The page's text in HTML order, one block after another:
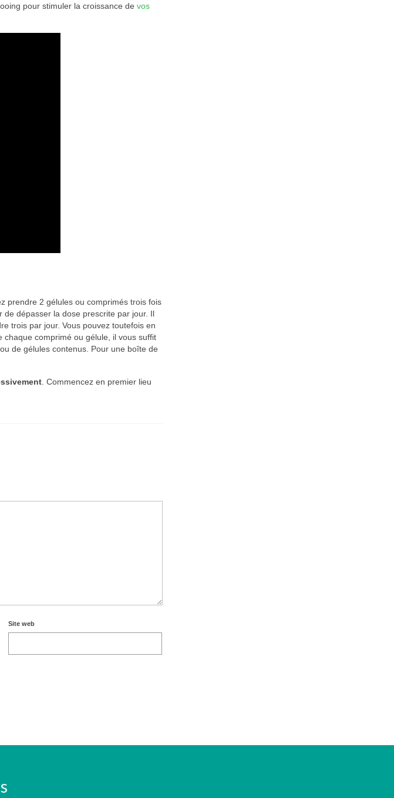
pour stimuler la croissance de vos
prendre 2 gélules ou comprimés trois fois
de dépasser la dose prescrite par jour. Il
trois par jour. Vous pouvez toutefois en
chaque comprimé ou gélule, il vous suffit
de gélules contenus. Pour une boîte de
. Commencez en premier lieu
Site web